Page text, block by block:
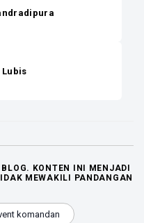
Lubis
KONTEN INI MENJADI
MEWAKILI PANDANGAN
komandan